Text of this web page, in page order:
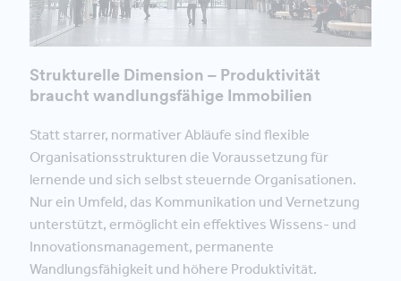
Strukturelle Dimension – Produktivität
braucht wandlungsfähige Immobilien
Statt starrer, normativer Abläufe sind flexible
Organisationsstrukturen die Voraussetzung für
lernende und sich selbst steuernde Organisationen.
Nur ein Umfeld, das Kommunikation und Vernetzung
unterstützt, ermöglicht ein effektives Wissens- und
Innovationsmanagement, permanente
Wandlungsfähigkeit und höhere Produktivität.